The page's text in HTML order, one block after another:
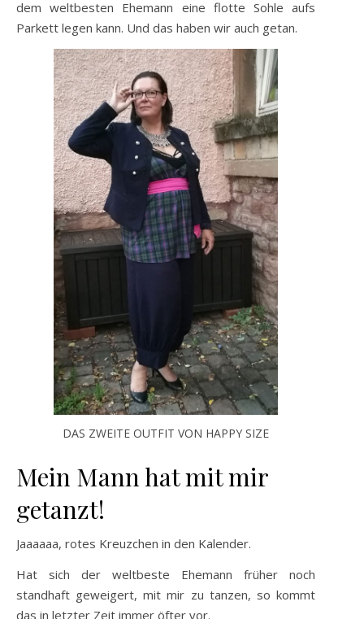
dem weltbesten Ehemann eine flotte Sohle aufs
Parkett legen kann. Und das haben wir auch getan.
DAS ZWEITE OUTFIT VON HAPPY SIZE
Mein Mann hat mit mir
getanzt!
Jaaaaaa, rotes Kreuzchen in den Kalender.
Hat sich der weltbeste Ehemann früher noch
standhaft geweigert, mit mir zu tanzen, so kommt
das in letzter Zeit immer öfter vor.